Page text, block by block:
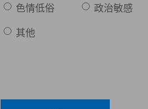
色情低俗 政治敏感
其他